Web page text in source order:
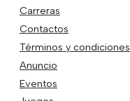
Carreras
Contactos
Términos y condiciones
Anuncio
Eventos